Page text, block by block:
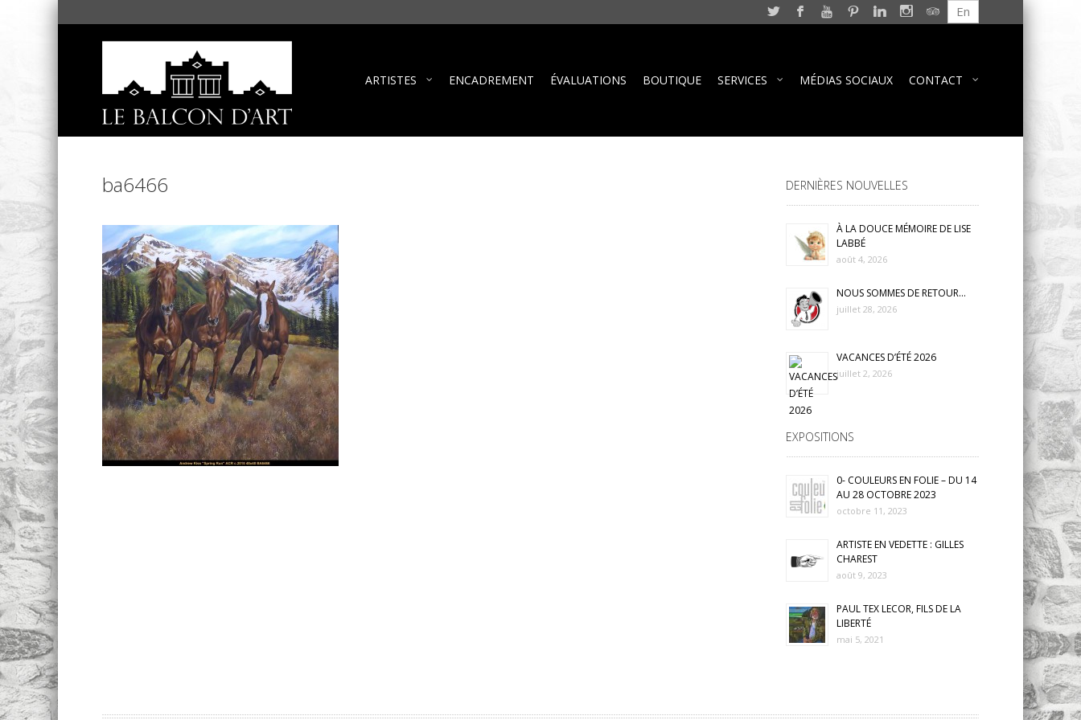
En
ARTISTES ENCADREMENT ÉVALUATIONS BOUTIQUE SERVICES MÉDIAS SOCIAUX CONTACT
ba6466 DERNIÈRES NOUVELLES
À LA DOUCE MÉMOIRE DE LISE
LABBÉ
août 4, 2026
NOUS SOMMES DE RETOUR…
juillet 28, 2026
VACANCES D’ÉTÉ 2026
juillet 2, 2026
EXPOSITIONS
0- COULEURS EN FOLIE – DU 14
AU 28 OCTOBRE 2023
octobre 11, 2023
ARTISTE EN VEDETTE : GILLES
CHAREST
août 9, 2023
PAUL TEX LECOR, FILS DE LA
LIBERTÉ
mai 5, 2021